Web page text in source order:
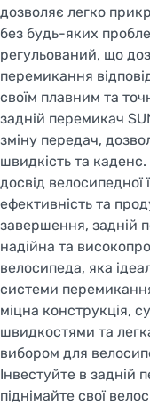
дозволяє легко
без будь-яких
регульований, що
перемикання
своїм плавним та
задній перемикач
зміну передач,
швидкість та
досвід
ефективність та
завершення, задній
надійна та
велосипеда, яка
системи
міцна конструкція,
швидкостями та
вибором для
Інвестуйте в задній
піднімайте свої